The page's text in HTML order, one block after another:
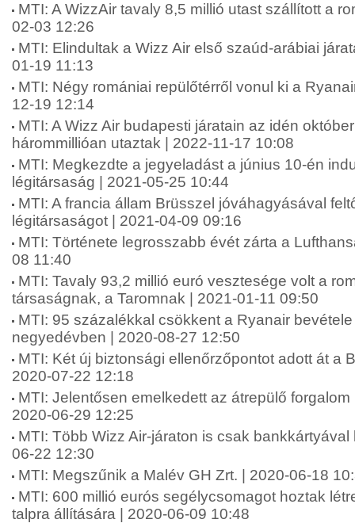
MTI: A WizzAir tavaly 8,5 millió utast szállított a
02-03 12:26
MTI: Elindultak a Wizz Air első szaúd-arábiai
01-19 11:13
MTI: Négy romániai repülőtérről vonul ki a
12-19 12:14
MTI: A Wizz Air budapesti járatain az idén
hárommillióan utaztak | 2022-11-17 10:08
MTI: Megkezdte a jegyeladást a június 10-én
légitársaság | 2021-05-25 10:44
MTI: A francia állam Brüsszel jóváhagyásával
légitársaságot | 2021-04-09 09:16
MTI: Története legrosszabb évét zárta a
08 11:40
MTI: Tavaly 93,2 millió euró vesztesége volt a
társaságnak, a Taromnak | 2021-01-11 09:50
MTI: 95 százalékkal csökkent a Ryanair
negyedévben | 2020-08-27 12:50
MTI: Két új biztonsági ellenőrzőpontot adott át a
2020-07-22 12:18
MTI: Jelentősen emelkedett az átrepülő
2020-06-29 12:25
MTI: Több Wizz Air-járaton is csak bankkártyával
06-22 12:30
MTI: Megszűnik a Malév GH Zrt. | 2020-06-18
MTI: 600 millió eurós segélycsomagot hoztak
talpra állítására | 2020-06-09 10:48